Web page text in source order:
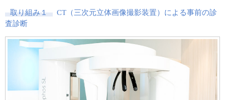
取り組み１
CT（三次元立体画像撮影装置）による事前の診
査診断